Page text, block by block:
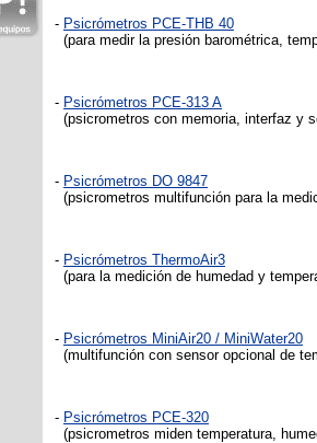
- Psicrómetros PCE-THB 40
(para medir la presión barométrica,
- Psicrómetros PCE-313 A
(psicrometros con memoria, interfaz y
- Psicrómetros DO 9847
(psicrometros multifunción para la
- Psicrómetros ThermoAir3
(para la medición de humedad y
- Psicrómetros MiniAir20 / MiniWater20
(multifunción con sensor opcional de
- Psicrómetros PCE-320
(psicrometros miden temperatura,